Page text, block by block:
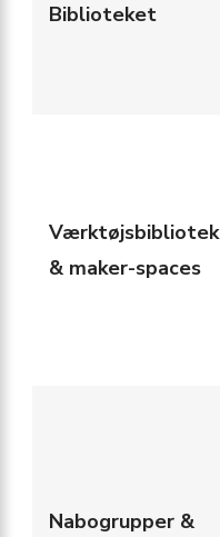
Biblioteket
Værktøjsbibliotek
& maker-spaces
Nabogrupper &